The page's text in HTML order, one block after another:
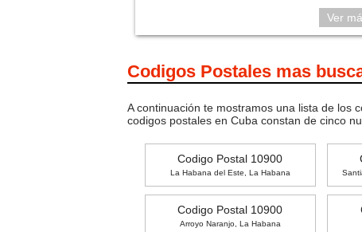
Ver
Codigos Postales mas
A continuación te mostramos una lista de los
codigos postales en Cuba constan de cinco
Codigo Postal 10900
La Habana del Este, La Habana
Codigo Postal 10900
Arroyo Naranjo, La Habana